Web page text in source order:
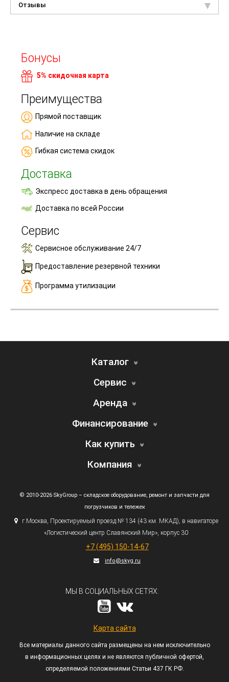
Отзывы
Бонусы
5% скидочная карта
Преимущества
Прямой поставщик
Наличие на складе
Гибкая система скидок
Доставка
Экспресс доставка в день обращения
Доставка по всей России
Сервис
Сервисное обслуживание 24/7
Предоставление резервной техники
Программа утилизации
Каталог
Сервис
Аренда
Финансирование
Как купить
Компания
© 2010-2026 SkyGroup – складское оборудование, ремонт и запчасти для
погрузчиков и тележек
г.Москва, Проектируемый проезд № 134 (43км. МКАД), в навигаторе
«Логистический центр Славянский Мир», корпус 30
+7 (495) 150-14-67
info@skyg.ru
МЫ В СОЦИАЛЬНЫХ СЕТЯХ:
Карта сайта
Все материалы данного сайта размещены на нем исключительно
в информационных целях и не являются публичной офертой,
определяемой положениями Статьи 437 ГК РФ.